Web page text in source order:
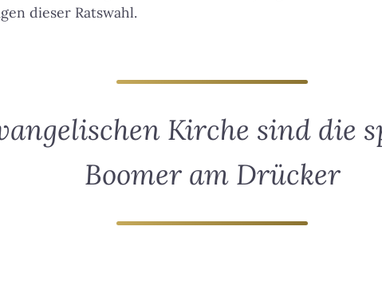
dieser Ratswahl.
Kirche sind die
Boomer am Drücker